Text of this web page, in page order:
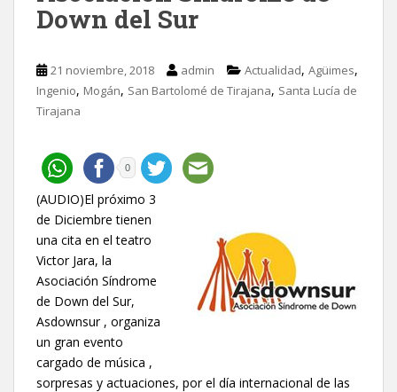
Down del Sur
21 noviembre, 2018 admin Actualidad, Agüimes,
Ingenio, Mogán, San Bartolomé de Tirajana, Santa Lucía de
Tirajana
0
(AUDIO)El próximo 3
de Diciembre tienen
una cita en el teatro
Victor Jara, la
Asociación Síndrome
de Down del Sur,
Asdownsur , organiza
un gran evento
cargado de música ,
sorpresas y actuaciones, por el día internacional de las